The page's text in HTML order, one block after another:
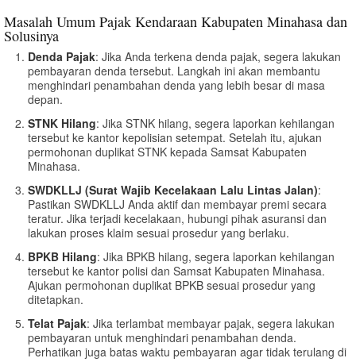
Masalah Umum Pajak Kendaraan Kabupaten Minahasa dan
Solusinya
Denda Pajak: Jika Anda terkena denda pajak, segera lakukan
pembayaran denda tersebut. Langkah ini akan membantu
menghindari penambahan denda yang lebih besar di masa
depan.
STNK Hilang: Jika STNK hilang, segera laporkan kehilangan
tersebut ke kantor kepolisian setempat. Setelah itu, ajukan
permohonan duplikat STNK kepada Samsat Kabupaten
Minahasa.
SWDKLLJ (Surat Wajib Kecelakaan Lalu Lintas Jalan):
Pastikan SWDKLLJ Anda aktif dan membayar premi secara
teratur. Jika terjadi kecelakaan, hubungi pihak asuransi dan
lakukan proses klaim sesuai prosedur yang berlaku.
BPKB Hilang: Jika BPKB hilang, segera laporkan kehilangan
tersebut ke kantor polisi dan Samsat Kabupaten Minahasa.
Ajukan permohonan duplikat BPKB sesuai prosedur yang
ditetapkan.
Telat Pajak: Jika terlambat membayar pajak, segera lakukan
pembayaran untuk menghindari penambahan denda.
Perhatikan juga batas waktu pembayaran agar tidak terulang di